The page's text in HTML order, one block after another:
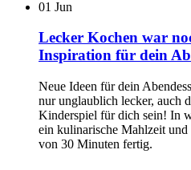
01 Jun
Lecker Kochen war
Inspiration für dein
Neue Ideen für dein
nur unglaublich lecker, auch
Kinderspiel für dich sein! In
ein kulinarische Mahlzeit und
von 30 Minuten fertig.